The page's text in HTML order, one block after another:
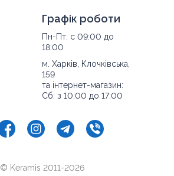
Графік роботи
Пн-Пт: с 09:00 до
18:00
м. Харків, Клочківська,
159
та інтернет-магазин:
Сб: з 10:00 до 17:00
© Keramis 2011-2026